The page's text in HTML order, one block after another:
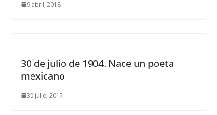
9 abril, 2018
30 de julio de 1904. Nace un poeta
mexicano
30 julio, 2017